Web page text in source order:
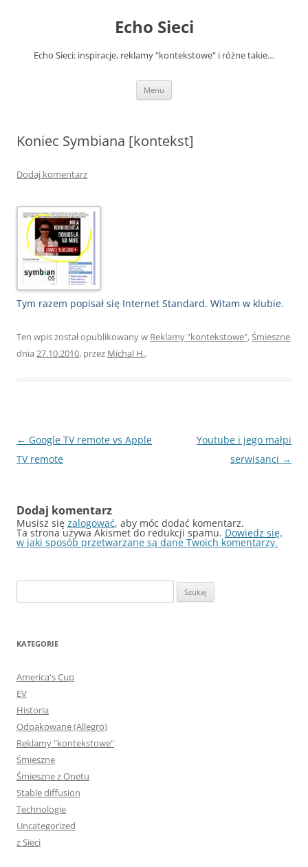
Echo Sieci
Echo Sieci: inspiracje, reklamy "kontekstowe" i różne takie…
Menu
Koniec Symbiana [kontekst]
Dodaj komentarz
Tym razem popisał się Internet Standard. Witam w klubie.
Ten wpis został opublikowany w Reklamy "kontekstowe",Śmieszne
dnia 27.10.2010, przez Michal H..
Nawigacja
wpisu
← Google TV remote vs Apple
TV remote
Youtube i jego małpi
serwisanci →
Dodaj komentarz
Musisz się zalogować, aby móc dodać komentarz.
Ta strona używa Akismet do redukcji spamu. Dowiedz się,
w jaki sposób przetwarzane są dane Twoich komentarzy.
KATEGORIE
America's Cup
EV
Historia
Odpakowane (Allegro)
Reklamy "kontekstowe"
Śmieszne
Śmieszne z Onetu
Stable diffusion
Technologie
Uncategorized
z Sieci